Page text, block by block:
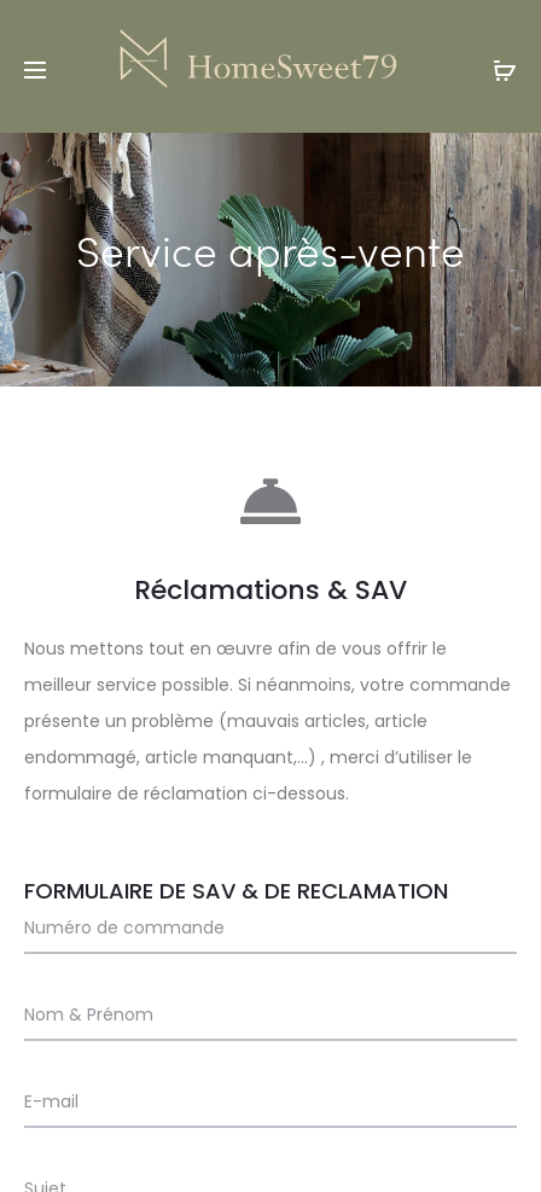
Service après-vente
Réclamations & SAV
Nous mettons tout en œuvre afin de vous offrir le
meilleur service possible. Si néanmoins, votre commande
présente un problème (mauvais articles, article
endommagé, article manquant,…) , merci d’utiliser le
formulaire de réclamation ci-dessous.
FORMULAIRE DE SAV & DE RECLAMATION